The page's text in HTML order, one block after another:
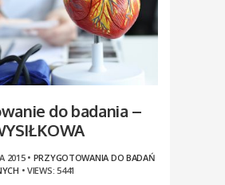
do badania –
2015 • PRZYGOTOWANIA DO BADAŃ
•VIEWS: 5441